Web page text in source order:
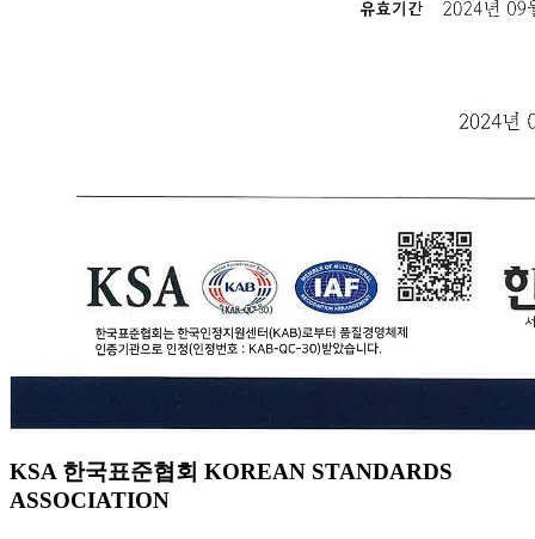
KSA 한국표준협회 KOREAN STANDARDS
ASSOCIATION